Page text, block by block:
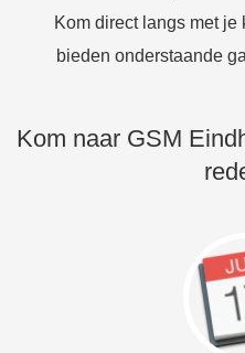
Kom direct langs met
bieden onderstaande
Kom naar GSM